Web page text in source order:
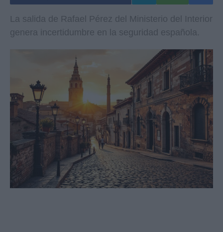
La salida de Rafael Pérez del Ministerio del Interior
genera incertidumbre en la seguridad española.